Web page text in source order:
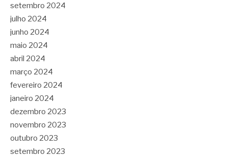
setembro 2024
julho 2024
junho 2024
maio 2024
abril 2024
março 2024
fevereiro 2024
janeiro 2024
dezembro 2023
novembro 2023
outubro 2023
setembro 2023